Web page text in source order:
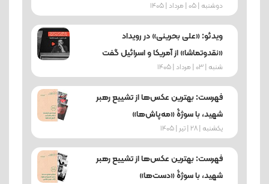
دوشنبه | 05 | مرداد | 1405
ویدئو: «علی بحرینی» در رویداد
«نقدوتماشا» از آمریکا و اسرائیل گفت
شنبه | 03 | مرداد | 1405
فهرست: بهترین عکس‌ها از تشییع رهبر
شهید، با سوژۀ «مه‌پاش‌ها»
یکشنبه | 28 | تیر | 1405
فهرست: بهترین عکس‌ها از تشییع رهبر
شهید، با سوژۀ «دست‌ها»